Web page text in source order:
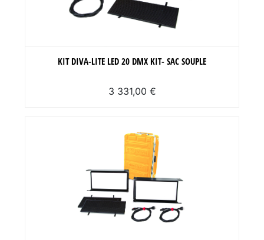
KIT DIVA-LITE LED 20 DMX KIT- SAC SOUPLE
3 331,00 €